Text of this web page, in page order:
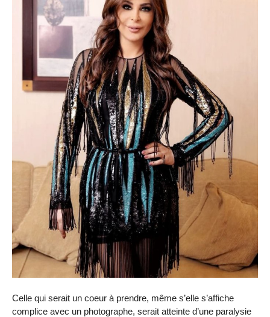
Celle qui serait un coeur à prendre, même s’elle s’affiche
complice avec un photographe, serait atteinte d’une para­ly­sie